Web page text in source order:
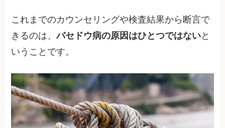
これまでのカウンセリングや検査結果から断言で
きるのは、バセドウ病の原因はひとつではないと
いうことです。